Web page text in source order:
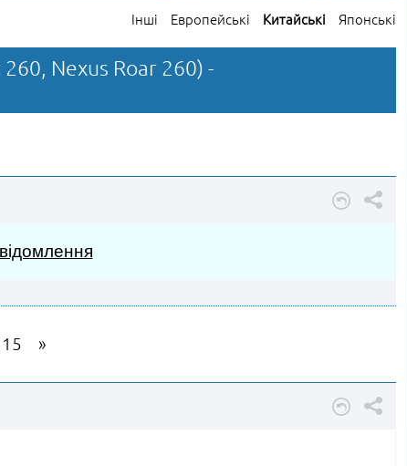
Інші Европейські Китайські Японські
Nexus Roar 260) -